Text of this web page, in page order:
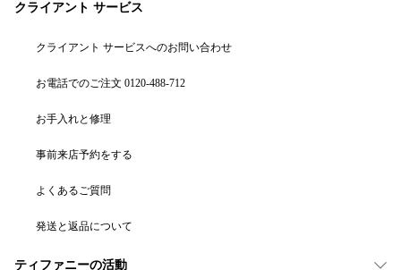
クライアント サービス
クライアント サービスへのお問い合わせ
お電話でのご注文 0120-488-712
お手入れと修理
事前来店予約をする
よくあるご質問
発送と返品について
ティファニーの活動